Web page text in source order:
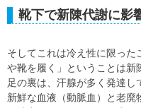
靴下で新陳代謝に影
そしてこれは冷え性に限っ
や靴を履く」ということは新
足の裏は、汗腺が多く発達し
新鮮な血液（動脈血）と老廃